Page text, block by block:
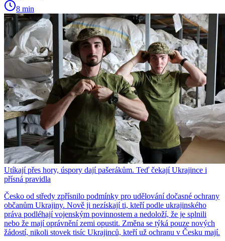
8 min
Utíkají přes hory, úspory dají pašerákům. Teď čekají Ukrajince i
přísná pravidla
Česko od středy zpřísnilo podmínky pro udělování dočasné ochrany
občanům Ukrajiny. Nově ji nezískají ti, kteří podle ukrajinského
práva podléhají vojenským povinnostem a nedoloží, že je splnili
nebo že mají oprávnění zemi opustit. Změna se týká pouze nových
žádostí, nikoli stovek tisíc Ukrajinců, kteří už ochranu v Česku mají.